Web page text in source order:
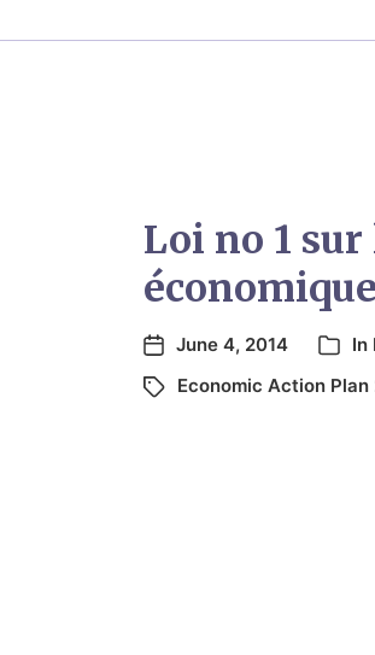
Loi no 1
June 4, 2014 In
Economic Action